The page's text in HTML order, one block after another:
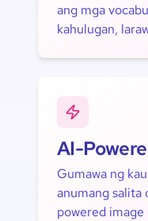
ang mga
kahulugan,
AI-
Gumawa ng
anumang salita
powered